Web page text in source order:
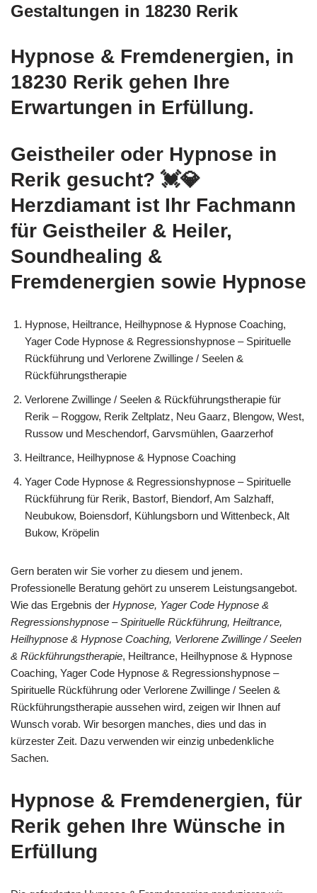
Gestaltungen in 18230 Rerik
Hypnose & Fremdenergien, in
18230 Rerik gehen Ihre
Erwartungen in Erfüllung.
Geistheiler oder Hypnose in
Rerik gesucht? 💓️💎
Herzdiamant ist Ihr Fachmann
für Geistheiler & Heiler,
Soundhealing &
Fremdenergien sowie Hypnose
Hypnose, Heiltrance, Heilhypnose & Hypnose Coaching,
Yager Code Hypnose & Regressionshypnose – Spirituelle
Rückführung und Verlorene Zwillinge / Seelen &
Rückführungstherapie
Verlorene Zwillinge / Seelen & Rückführungstherapie für
Rerik – Roggow, Rerik Zeltplatz, Neu Gaarz, Blengow, West,
Russow und Meschendorf, Garvsmühlen, Gaarzerhof
Heiltrance, Heilhypnose & Hypnose Coaching
Yager Code Hypnose & Regressionshypnose – Spirituelle
Rückführung für Rerik, Bastorf, Biendorf, Am Salzhaff,
Neubukow, Boiensdorf, Kühlungsborn und Wittenbeck, Alt
Bukow, Kröpelin
Gern beraten wir Sie vorher zu diesem und jenem.
Professionelle Beratung gehört zu unserem Leistungsangebot.
Wie das Ergebnis der Hypnose, Yager Code Hypnose &
Regressionshypnose – Spirituelle Rückführung, Heiltrance,
Heilhypnose & Hypnose Coaching, Verlorene Zwillinge / Seelen
& Rückführungstherapie, Heiltrance, Heilhypnose & Hypnose
Coaching, Yager Code Hypnose & Regressionshypnose –
Spirituelle Rückführung oder Verlorene Zwillinge / Seelen &
Rückführungstherapie aussehen wird, zeigen wir Ihnen auf
Wunsch vorab. Wir besorgen manches, dies und das in
kürzester Zeit. Dazu verwenden wir einzig unbedenkliche
Sachen.
Hypnose & Fremdenergien, für
Rerik gehen Ihre Wünsche in
Erfüllung